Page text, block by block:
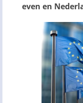
even en